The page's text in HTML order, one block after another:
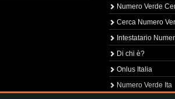
Numero Verde
Cerca Numero
Intestatario
Di chi è?
Onlus Italia
Numero Verde Ita